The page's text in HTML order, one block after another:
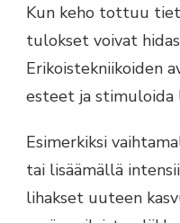
Kun keho tottuu
tulokset voivat
Erikoistekniikoiden
esteet ja stimuloida
Esimerkiksi
tai lisäämällä
lihakset uuteen